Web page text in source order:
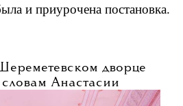
и приурочена постановка.
дворце
Анастасии
принадлежала